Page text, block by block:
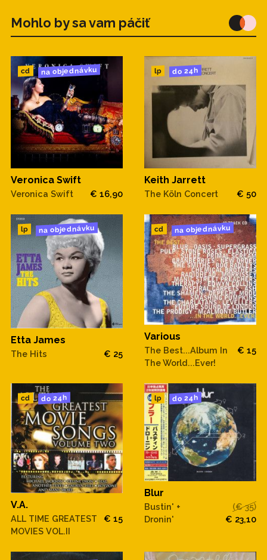
Mohlo by sa vam páčiť
cd na objednávku
Veronica Swift
Veronica Swift € 16,90
lp do 24h
Keith Jarrett
The Köln Concert € 50
lp na objednávku
Etta James
The Hits € 25
cd na objednávku
Various
The Best...Album In
The World...Ever!
€ 15
cd do 24h
V.A.
ALL TIME GREATEST
MOVIES VOL.II
€ 15
lp do 24h
Blur
Bustin' +
Dronin'
(€ 35)
€ 23,10